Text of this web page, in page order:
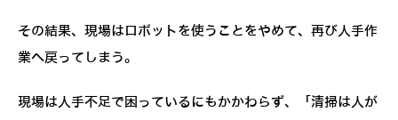
その結果、現場はロボットを使うことをやめて、再び人手作
業へ戻ってしまう。
現場は人手不足で困っているにもかかわらず、「清掃は人が